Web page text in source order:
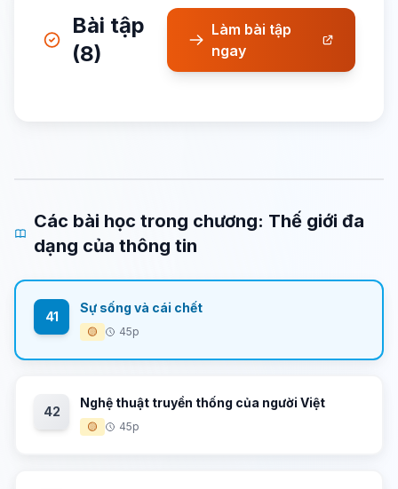
Bài tập
(8)
Làm bài tập
ngay
Các bài học trong chương: Thế giới đa
dạng của thông tin
41
Sự sống và cái chết
🟡 45p
42
Nghệ thuật truyền thống của người Việt
🟡 45p